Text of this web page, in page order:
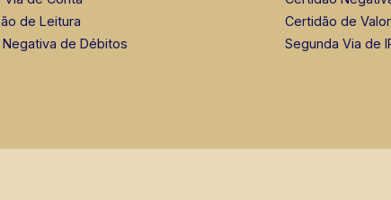
de Leitura
de Débitos
Certidão de
Segunda Via de